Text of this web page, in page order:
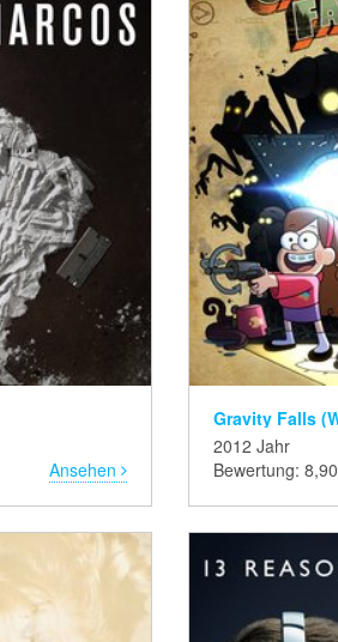
Ansehen
2012 Jahr
Bewertung: 8,90